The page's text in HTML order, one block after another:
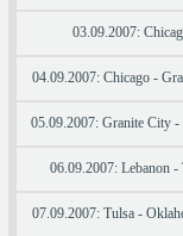
03.09.2007:
04.09.2007: Chicago -
05.09.2007: Granite City -
06.09.2007: Lebanon -
07.09.2007: Tulsa -